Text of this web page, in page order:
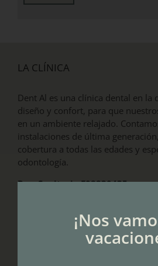
LA CLÍNICA
Dent Al es una clínica dental en la
diseño y confort, para que
en un ambiente relajado.
instalaciones de última
cobertura a todas las edades y
odontología.
Reg. Sanitario E08830435
¡Nos